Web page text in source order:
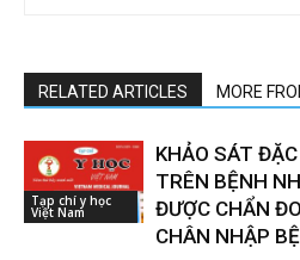
RELATED ARTICLES MORE
Tạp chí y học
Việt Nam
KHẢO SÁT
TRÊN BỆNH
ĐƯỢC CHẨN
CHÂN NHẬP